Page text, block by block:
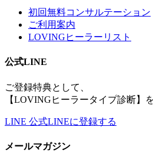
初回無料コンサルテーション
ご利用案内
LOVINGヒーラーリスト
公式LINE
ご登録特典として、
【LOVINGヒーラータイプ診断】
LINE 公式LINEに登録する
メールマガジン